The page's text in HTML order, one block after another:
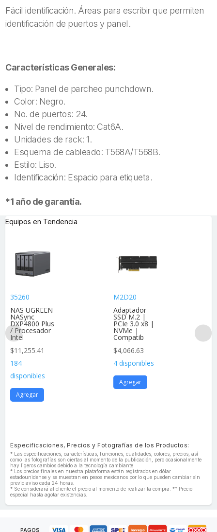
Fácil identificación. Áreas para escribir que permiten
identificación de puertos y panel.
Características Generales:
Tipo: Panel de parcheo punchdown.
Color: Negro.
No. de puertos: 24.
Nivel de rendimiento: Cat6A.
Unidades de rack: 1.
Esquema de cableado: T568A/T568B.
Estilo: Liso.
Identificación: Espacio para etiqueta.
*1 año de garantía.
Equipos en Tendencia
35260
NAS UGREEN
NASync
DXP4800 Plus
/ Procesador
Intel
$11,255.41
184
disponibles
Agregar
M2D20
Adaptador
SSD M.2 |
PCIe 3.0 x8 |
NVMe |
Compatib
$4,066.63
4 disponibles
Agregar
Especificaciones, Precios y Fotografías de los Productos:
* Las especificaciones, características, funciones, cualidades, colores, precios, así
como las fotografías son ciertas al momento de la publicación, pero ocasionalmente
hay ligeros cambios debido a la tecnología cambiante.
* Los precios finales en nuestra plataforma están registrados en dólar
estadounidense y se muestran en pesos mexicanos por lo que pueden cambiar sin
previo aviso cada 24 horas.
* Se considerará al cliente el precio al momento de realizar la compra. ** Precio
especial hasta agotar existencias.
PAGOS